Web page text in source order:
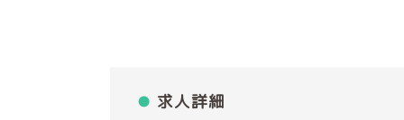
求人詳細